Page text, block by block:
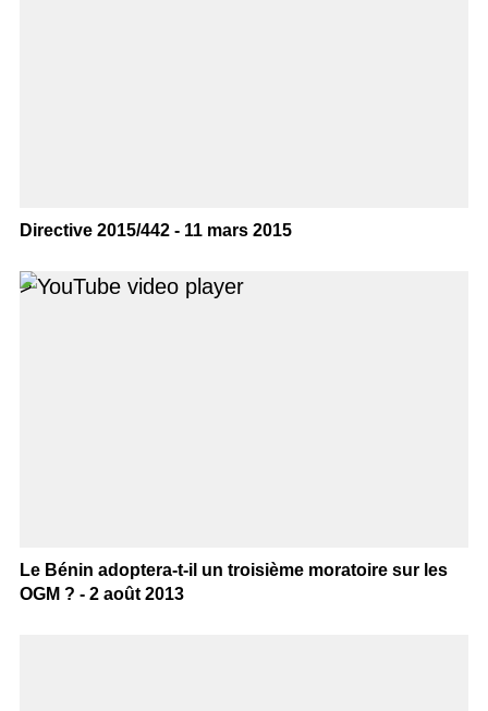
Directive 2015/442 - 11 mars 2015
>
Le Bénin adoptera-t-il un troisième moratoire sur les
OGM ? - 2 août 2013